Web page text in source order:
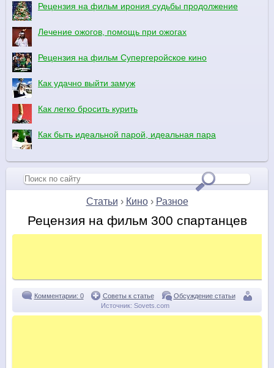
Рецензия на фильм ирония судьбы продолжение
Лечение ожогов, помощь при ожогах
Рецензия на фильм Супергеройское кино
Как удачно выйти замуж
Как легко бросить курить
Как быть идеальной парой, идеальная пара
Статьи › Кино› Разное
Рецензия на фильм 300 спартанцев
Комментарии: 0 Советы к статье
Обсуждение статьи
Источник: Sovets.com